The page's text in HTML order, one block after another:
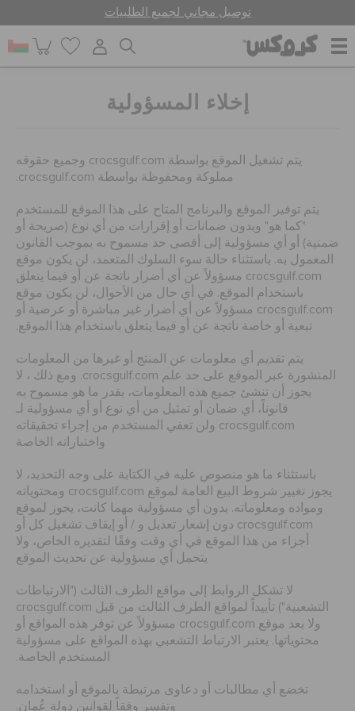
توصيل مجاني لجميع الطلبيات
أطفال
جيبيتز تشارمز
كروكس لمكان العمل
تنزيلات
تسجيل الدخول / اشتراك
قائمة الامنيات
تحديد موقع المتجر
حالة الطلبية
الطلبيات المرتجعة
إخلاء المسؤولية
يتم تشغيل الموقع بواسطة crocsgulf.com وجميع حقوقه
مملوكة ومحفوظة بواسطة crocsgulf.com.
يتم توفير الموقع والبرنامج المتاح على هذا الموقع للمستخدم
"كما هو" وبدون ضمانات أو إقرارات من أي نوع (صريحة أو
ضمنية) أو أي مسؤولية إلى أقصى حد مسموح به بموجب القانون
المعمول به. باستثناء حالة سوء السلوك المتعمد، لن يكون موقع
crocsgulf.com مسؤولاً عن أي أضرار ناتجة عن أو فيما يتعلق
باستخدام الموقع. في أي حال من الأحوال، لن يكون موقع
crocsgulf.com مسؤولاً عن أي أضرار غير مباشرة أو عرضية أو
تبعية أو خاصة ناتجة عن أو فيما يتعلق باستخدام هذا الموقع.
يتم تقديم أي معلومات عن المنتج أو غيرها من المعلومات
المنشورة عبر الموقع على حد علم crocsgulf.com. ومع ذلك ، لا
يجوز أن تنشئ جميع هذه المعلومات، بقدر ما هو مسموح به
قانوناً، أي ضمان أو تمثيل من أي نوع أو أي مسؤولية لـ
crocsgulf.com ولن تعفي المستخدم من إجراء تحقيقاته
واختباراته الخاصة
باستثناء ما هو منصوص عليه في الكتابة على وجه التحديد، لا
يجوز تغيير شروط البيع العامة لموقع crocsgulf.com ومحتوياته
ومواده ومعلوماته. بدون أي مسؤولية مهما كانت، يجوز لموقع
crocsgulf.com دون إشعار تعديل و / أو إيقاف تشغيل كل أو
أجزاء من هذا الموقع في أي وقت وفقًا لتقديره الخاص، ولا
يتحمل أي مسؤولية عن تحديث الموقع
لا تشكل الروابط إلى مواقع الطرف الثالث ("الارتباطات
التشعبية") تأييداً لمواقع الطرف الثالث من قبل crocsgulf.com
ولا يعد موقع crocsgulf.com مسؤولاً عن توفر هذه المواقع أو
محتوياتها. يعتبر الارتباط التشعبي بهذه المواقع على مسؤولية
المستخدم الخاصة.
تخضع أي مطالبات أو دعاوى مرتبطة بالموقع أو استخدامه
وتفسر وفقاً لقوانين دولة عُمان.